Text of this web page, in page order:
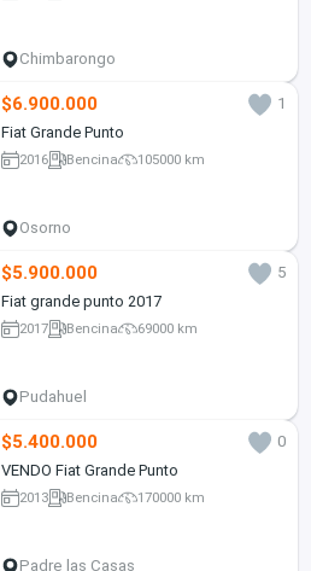
Chimbarongo
$6.900.000
1
Fiat Grande Punto
2016 Bencina 105000 km
Osorno
$5.900.000
5
Fiat grande punto 2017
2017 Bencina 69000 km
Pudahuel
$5.400.000
0
VENDO Fiat Grande Punto
2013 Bencina 170000 km
Padre las Casas